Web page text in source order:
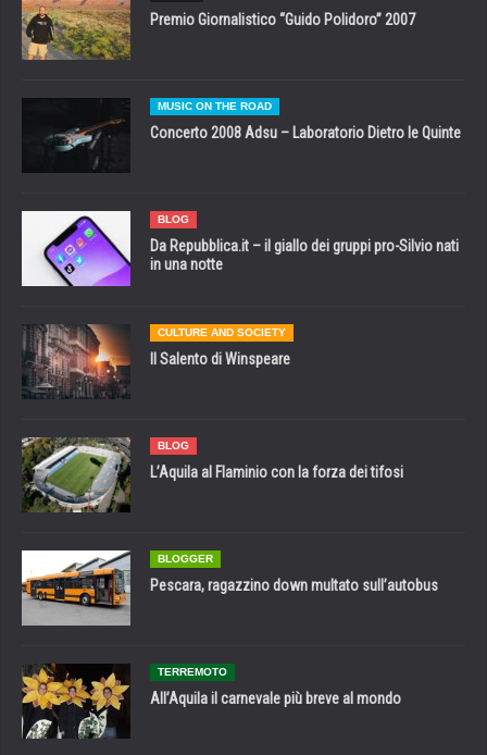
Premio Giornalistico “Guido Polidoro” 2007
MUSIC ON THE ROAD
Concerto 2008 Adsu – Laboratorio Dietro le Quinte
BLOG
Da Repubblica.it – il giallo dei gruppi pro-Silvio nati
in una notte
CULTURE AND SOCIETY
Il Salento di Winspeare
BLOG
L’Aquila al Flaminio con la forza dei tifosi
BLOGGER
Pescara, ragazzino down multato sull’autobus
TERREMOTO
All’Aquila il carnevale più breve al mondo